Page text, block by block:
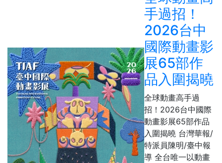
手過招！
2026台中
國際動畫影
展65部作
品入圍揭曉
全球動畫高手過
招！2026台中國際
動畫影展65部作品
入圍揭曉 台灣華報/
特派員陳明/臺中報
導 全台唯一以動畫